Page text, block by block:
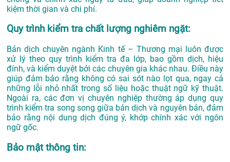
kiệm thời gian và chi phí.
Quy trình kiểm tra chất lượng nghiêm ngặt:
Bản dịch chuyên ngành Kinh tế – Thương mại luôn được
xử lý theo quy trình kiểm tra đa lớp, bao gồm dịch, hiệu
đính, và kiểm duyệt bởi các chuyên gia khác nhau. Điều này
giúp đảm bảo rằng không có sai sót nào lọt qua, ngay cả
những lỗi nhỏ nhất trong số liệu hoặc thuật ngữ kỹ thuật.
Ngoài ra, các đơn vị chuyên nghiệp thường áp dụng quy
trình kiểm tra song song giữa bản dịch và nguyên bản, đảm
bảo rằng nội dung dịch đúng ý, khớp chính xác với ngôn
ngữ gốc.
Bảo mật thông tin: